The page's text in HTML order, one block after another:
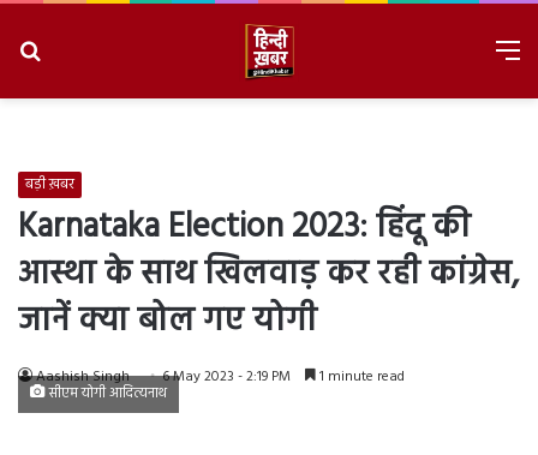
बड़ी ख़बर
Karnataka Election 2023: हिंदू की
आस्था के साथ खिलवाड़ कर रही कांग्रेस,
जानें क्या बोल गए योगी
Aashish Singh 6 May 2023 - 2:19 PM 1 minute read
सीएम योगी आदित्यनाथ